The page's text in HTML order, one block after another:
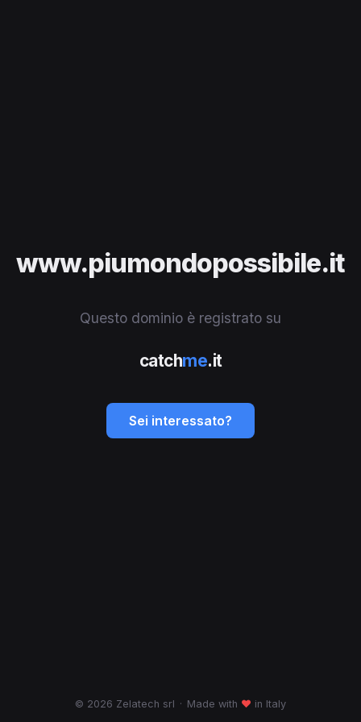
www.piumondopossibile.it
Questo dominio è registrato su
catchme.it
Sei interessato?
© 2026 Zelatech srl · Made with ♥ in Italy